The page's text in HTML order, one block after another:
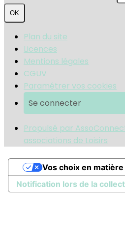
OK
Plan du site
Licences
Mentions légales
CGUV
Paramétrer vos cookies
Se connecter
Propulsé par
associations de Loisirs
Notification lors de la
Vos choix en